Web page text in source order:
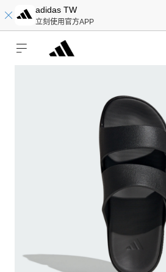
adidas TW
立刻使用官方APP